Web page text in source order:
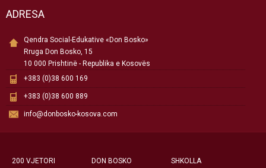
ADRESA
Qendra Social-Edukative «Don Bosko»
Rruga Don Bosko, 15
10 000 Prishtinë - Republika e Kosovës
+383 (0)38 600 169
+383 (0)38 600 889
info@donbosko-kosova.com
200 VJETORI DON BOSKO SHKOLLA